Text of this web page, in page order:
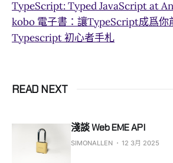
TypeScript: Typed JavaScript at
kobo 電子書：讓TypeScript成爲你
Typescript 初心者手札
READ NEXT
淺談 Web EME API
SIMONALLEN 12 3月 2025